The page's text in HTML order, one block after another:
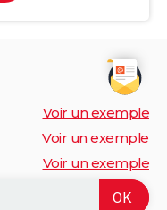
Voir un exemple
Voir un exemple
Voir un exemple